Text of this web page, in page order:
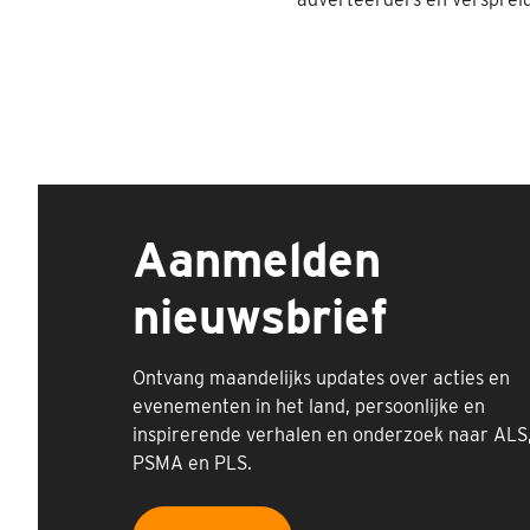
Aanmelden
nieuwsbrief
Ontvang maandelijks updates over acties en
evenementen in het land, persoonlijke en
inspirerende verhalen en onderzoek naar
PSMA en PLS.